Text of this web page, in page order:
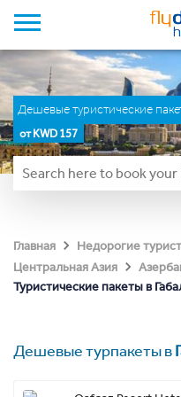
Дешевые туристические
от KWD 157
Главная
Недорогие
Центральная Азия
Туристические пакеты в
Дешевые турпакеты в